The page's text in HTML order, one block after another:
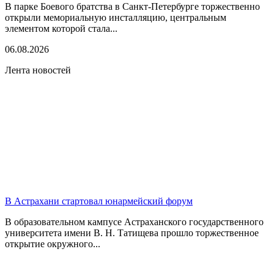
В парке Боевого братства в Санкт-Петербурге торжественно
открыли мемориальную инсталляцию, центральным
элементом которой стала...
06.08.2026
Лента новостей
В Астрахани стартовал юнармейский форум
В образовательном кампусе Астраханского государственного
университета имени В. Н. Татищева прошло торжественное
открытие окружного...